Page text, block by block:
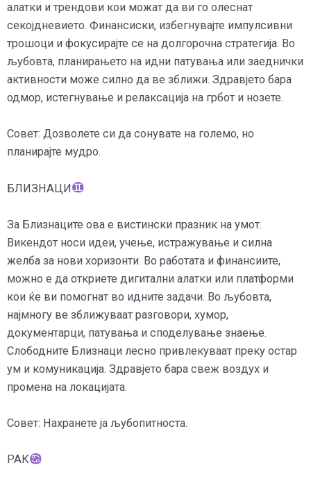
алатки и трендови кои можат да ви го олеснат
секојдневието. Финансиски, избегнувајте импулсивни
трошоци и фокусирајте се на долгорочна стратегија. Во
љубовта, планирањето на идни патувања или заеднички
активности може силно да ве зближи. Здравјето бара
одмор, истегнување и релаксација на грбот и нозете.
Совет: Дозволете си да сонувате на големо, но
планирајте мудро.
БЛИЗНАЦИ
За Близнаците ова е вистински празник на умот.
Викендот носи идеи, учење, истражување и силна
желба за нови хоризонти. Во работата и финансиите,
можно е да откриете дигитални алатки или платформи
кои ќе ви помогнат во идните задачи. Во љубовта,
најмногу ве зближуваат разговори, хумор,
документарци, патувања и споделување знаење.
Слободните Близнаци лесно привлекуваат преку остар
ум и комуникација. Здравјето бара свеж воздух и
промена на локацијата.
Совет: Нахранете ја љубопитноста.
РАК